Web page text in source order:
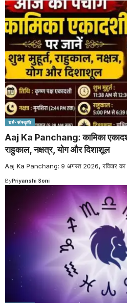
धर्म-संस्कृति
Aaj Ka Panchang: कामिका
राहुकाल, नक्षत्र, योग और दिशाशूल
Aaj Ka Panchang: 9 अगस्त 2026, रविवार का
ByPriyanshi Soni